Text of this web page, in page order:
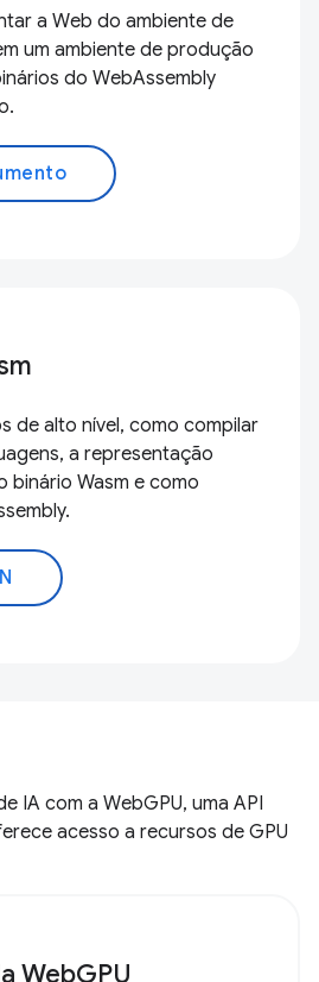
a Web do ambiente de
um ambiente de produção
do WebAssembly
de alto nível, como compilar
a representação
binário Wasm e como
IA com a WebGPU, uma API
acesso a recursos de GPU
WebGPU